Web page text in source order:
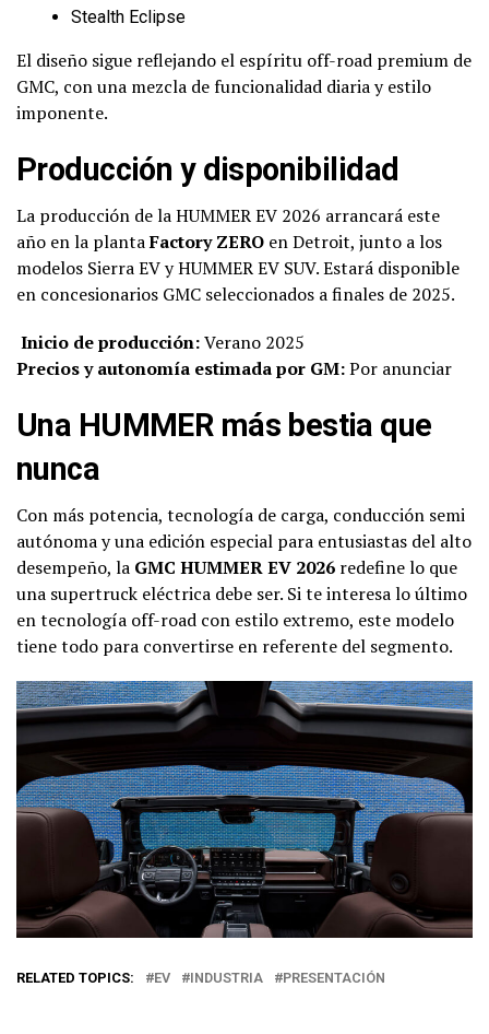
Stealth Eclipse
El diseño sigue reflejando el espíritu off-road premium de
GMC, con una mezcla de funcionalidad diaria y estilo
imponente.
Producción y disponibilidad
La producción de la HUMMER EV 2026 arrancará este
año en la plantaFactory ZERO en Detroit, junto a los
modelos Sierra EV y HUMMER EV SUV. Estará disponible
en concesionarios GMC seleccionados a finales de 2025.
Inicio de producción:Verano 2025
Precios y autonomía estimada por GM:Por anunciar
Una HUMMER más bestia que
nunca
Con más potencia, tecnología de carga, conducción semi
autónoma y una edición especial para entusiastas del alto
desempeño, la GMC HUMMER EV 2026 redefine lo que
una supertruck eléctrica debe ser. Si te interesa lo último
en tecnología off-road con estilo extremo, este modelo
tiene todo para convertirse en referente del segmento.
RELATED TOPICS: EV INDUSTRIA PRESENTACIÓN